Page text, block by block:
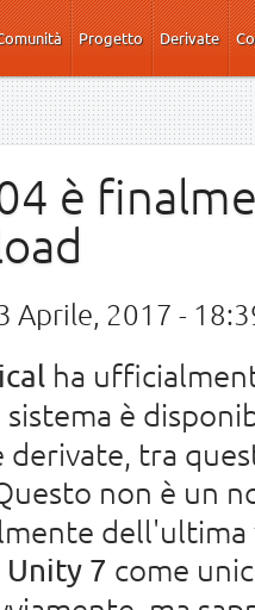
Progetto Derivate
è
Aprile, 2017 -
ha
sistema è
derivate, tra
non è un
dell'ultima
Unity 7 come